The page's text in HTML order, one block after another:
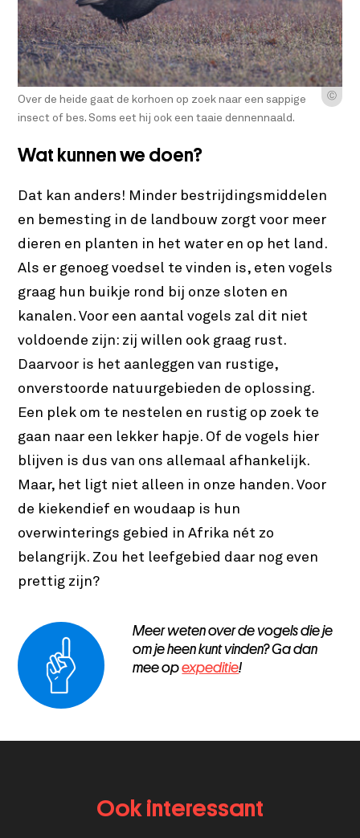
Ⓒ
Over de heide gaat de korhoen op zoek naar een sappige
insect of bes. Soms eet hij ook een taaie dennennaald.
Wat kunnen we doen?
Dat kan anders! Minder bestrijdingsmiddelen
en bemesting in de landbouw zorgt voor meer
dieren en planten in het water en op het land.
Als er genoeg voedsel te vinden is, eten vogels
graag hun buikje rond bij onze sloten en
kanalen. Voor een aantal vogels zal dit niet
voldoende zijn: zij willen ook graag rust.
Daarvoor is het aanleggen van rustige,
onverstoorde natuurgebieden de oplossing.
Een plek om te nestelen en rustig op zoek te
gaan naar een lekker hapje. Of de vogels hier
blijven is dus van ons allemaal afhankelijk.
Maar, het ligt niet alleen in onze handen. Voor
de kiekendief en woudaap is hun
overwinterings gebied in Afrika nét zo
belangrijk. Zou het leefgebied daar nog even
prettig zijn?
Meer weten over de vogels die je
om je heen kunt vinden? Ga dan
mee opexpeditie!
Ook interessant